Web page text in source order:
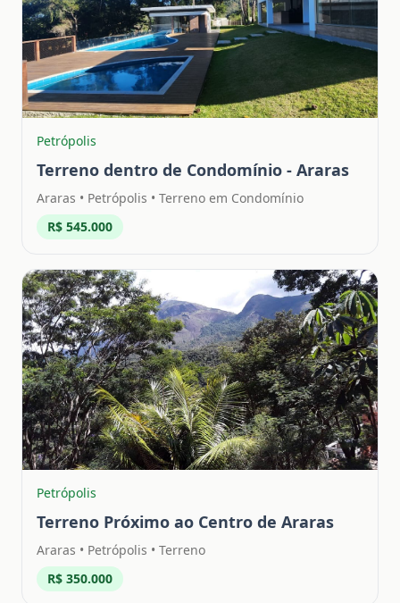
Petrópolis
Terreno dentro de Condomínio - Araras
Araras • Petrópolis • Terreno em Condomínio
R$ 545.000
Petrópolis
Terreno Próximo ao Centro de Araras
Araras • Petrópolis • Terreno
R$ 350.000